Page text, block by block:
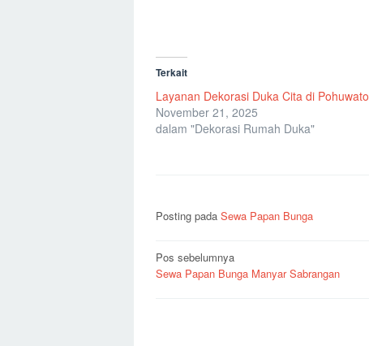
Terkait
Layanan Dekorasi Duka Cita di Pohuwato
November 21, 2025
dalam "Dekorasi Rumah Duka"
Posting pada Sewa Papan Bunga
Navigasi
pos
Pos sebelumnya
Sewa Papan Bunga Manyar Sabrangan